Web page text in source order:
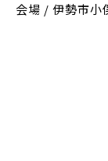
会場 / 伊勢市小